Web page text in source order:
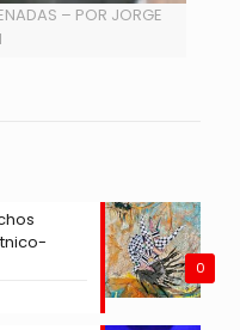
– POR JORGE
0